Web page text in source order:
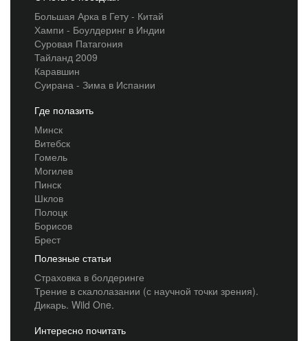
Большая Арка в Гету - Китай
Хампи - Боулдеринг в Индии
Суровая Патагония
Тайланд 2009
Каравшин
Суирана - Зима в Испании
Где полазить
Минск
Витебск
Гомель
Могилев
Пинск
Шклов
Полоцк
Борисов
Брест
Полезные статьи
Страховка в болдеринге
Трение в скалолазании (с научной точки зрения).
Дикарь. Wild One.
Интересно почитать